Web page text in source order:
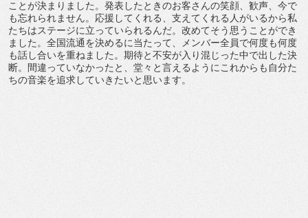
ことが決まりました。発表したときのお客さんの笑顔、歓声、今で
も忘れられません。応援してくれる、支えてくれる人がいるから私
たちはステージに立っていられるんだ。改めてそう思うことができ
ました。全国流通を決めるに当たって、メンバー全員で何度も何度
も話し合いを重ねました。期待と不安が入り混じった中で出した決
断。間違っていなかったと、堂々と言えるようにこれからも自分た
ちの音楽を追求していきたいと思います。